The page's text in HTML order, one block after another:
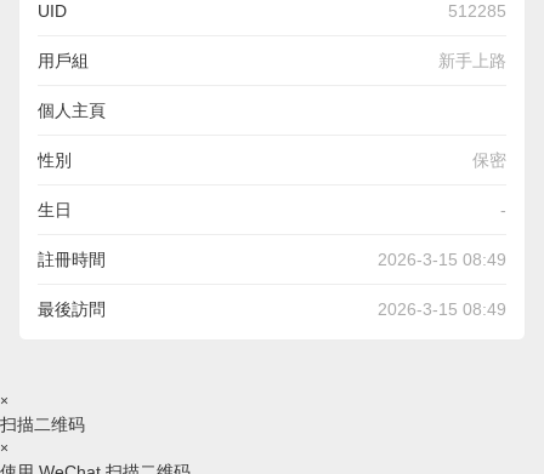
UID 512285
用戶組 新手上路
個人主頁
https://rukorma.ru/otvet-gemini-tratado-integral-sobre-el-
entusiasta-versado-por-el-territorio-de-las-diversiones
性別 保密
生日 -
註冊時間 2026-3-15 08:49
最後訪問 2026-3-15 08:49
×
扫描二维码
×